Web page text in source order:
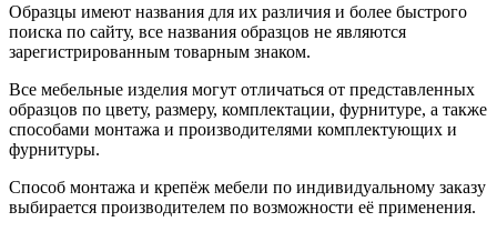
Образцы имеют названия для их различия и более быстрого
поиска по сайту, все названия образцов не являются
зарегистрированным товарным знаком.
Все мебельные изделия могут отличаться от представленных
образцов по цвету, размеру, комплектации, фурнитуре, а также
способами монтажа и производителями комплектующих и
фурнитуры.
Способ монтажа и крепёж мебели по индивидуальному заказу
выбирается производителем по возможности её применения.